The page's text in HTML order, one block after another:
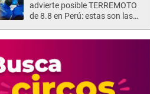
advierte posible TERREMOTO
de 8.8 en Perú: estas son las